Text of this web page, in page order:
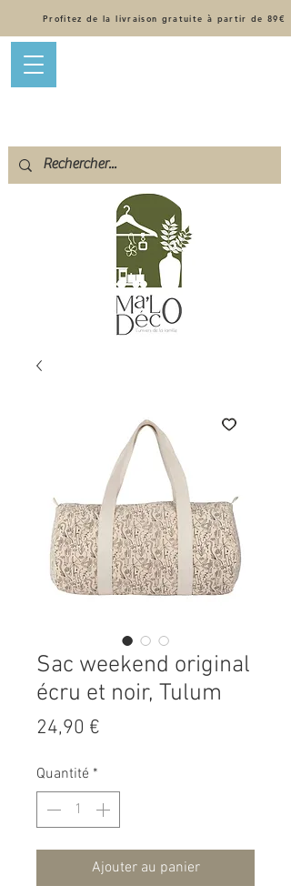
Profitez de la livraison gratuite à partir de 89€
Sac weekend original
écru et noir, Tulum
24,90 €
Quantité *
Ajouter au panier